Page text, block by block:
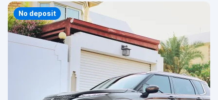
Priority
No deposit